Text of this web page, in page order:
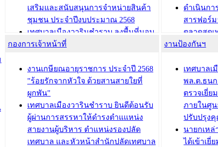
บทความ อื่นๆ ... บทความ อื่นๆ ...
เสริมและสนับสนุนการจำหน่ายสินค้า
ชุมชน ประจำปีงบประมาณ 2568
เทศบาลเมืองวารินชำราบ ลงพื้นที่มอบ
น้ำดื่มแก่ผู้พักอาศัย ณ ศูนย์พักพิง
กองสวัสดิการสังคม เทศบาลเมือง
วารินชำราบ จัดโครงการอบรมอาชีพ
ระยะสั้น ประจำปี 2568 (หลักสูตรการ
ถักทอผลิตภัณฑ์จากถุงพลาสติก)
บทความ อื่นๆ ...
ดำเนินกา
สารฟอร์
ตลาดสดเ
วารินชำร
ถนนแก่เ
เด็กเล็ก
เทศบาลเ
ปรึกษาห
วัยของอ
บทความ อื่นๆ ...
กองการเจ้าหน้าที่
งานเกษียณอายุราชการ ประจำปี 2568
"ร้อยรักจากหัวใจ ด้วยสานสายใยที่
ผูกพัน"
เทศบาลเมืองวารินชำราบ ยินดีต้อนรับ
ผู้ผ่านการสรรหาให้ดำรงตำแแหน่ง
สายงานผู้บริหาร ตำแหน่งรองปลัด
เทศบาล และหัวหน้าสำนักปลัดเทศบาล
งานป้องกันฯ
เทศบาลเ
พล.ต.ธน
ตรวจเยี่ย
ภายในศู
ปรับปรุง
นายกเห
ได้เข้าเยี่